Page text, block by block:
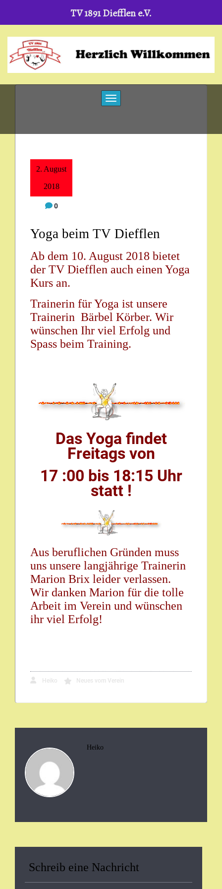
content
Toggle navigation
2. August
2018
0
Yoga beim TV Diefflen
Ab dem 10. August 2018 bietet
der TV Diefflen auch einen Yoga
Kurs an.
Trainerin für Yoga ist unsere
Trainerin Bärbel Körber. Wir
wünschen Ihr viel Erfolg und
Spass beim Training.
Das Yoga findet
Freitags von
17 :00 bis 18:15 Uhr
statt !
Aus beruflichen Gründen muss
uns unsere langjährige Trainerin
Marion Brix leider verlassen.
Wir danken Marion für die tolle
Arbeit im Verein und wünschen
ihr viel Erfolg!
Heiko Neues vom Verein
Heiko
Schreib eine Nachricht
TV 1891 Diefflen e.V.